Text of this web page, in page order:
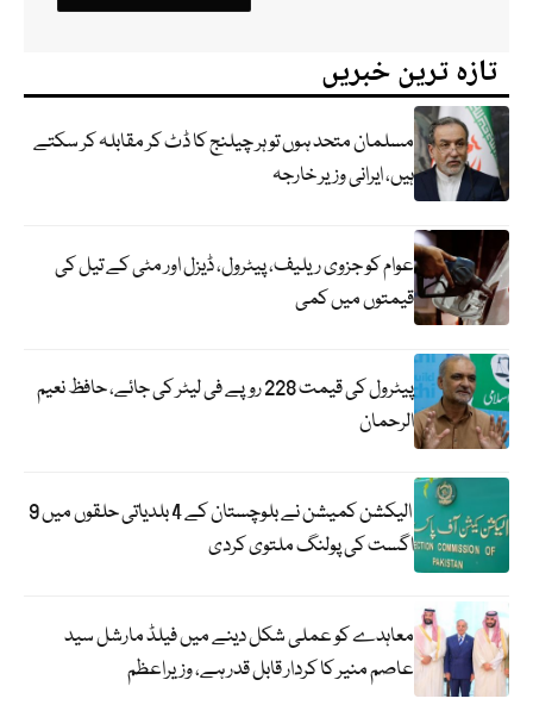
تازہ ترین خبریں
مسلمان متحد ہوں تو ہر چیلنج کا ڈٹ کر مقابلہ کر سکتے
ہیں، ایرانی وزیر خارجہ
عوام کو جزوی ریلیف، پیٹرول، ڈیزل اور مٹی کے تیل کی
قیمتوں میں کمی
پیٹرول کی قیمت 228 روپے فی لیٹر کی جائے، حافظ نعیم
الرحمان
الیکشن کمیشن نے بلوچستان کے 4 بلدیاتی حلقوں میں 9
اگست کی پولنگ ملتوی کردی
معاہدے کو عملی شکل دینے میں فیلڈ مارشل سید
عاصم منیر کا کردار قابل قدر ہے، وزیراعظم